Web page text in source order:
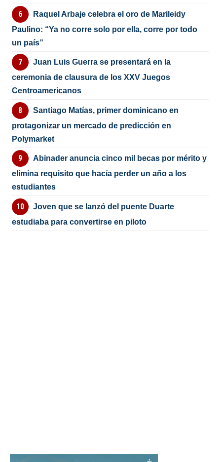
Raquel Arbaje celebra el oro de Marileidy
Paulino: “Ya no corre solo por ella, corre por todo
un país”
Juan Luis Guerra se presentará en la
ceremonia de clausura de los XXV Juegos
Centroamericanos
Santiago Matías, primer dominicano en
protagonizar un mercado de predicción en
Polymarket
Abinader anuncia cinco mil becas por mérito y
elimina requisito que hacía perder un año a los
estudiantes
Joven que se lanzó del puente Duarte
estudiaba para convertirse en piloto